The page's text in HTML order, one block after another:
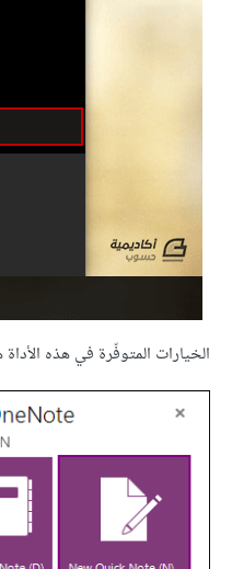
الخيارات المتوفّرة في هذه